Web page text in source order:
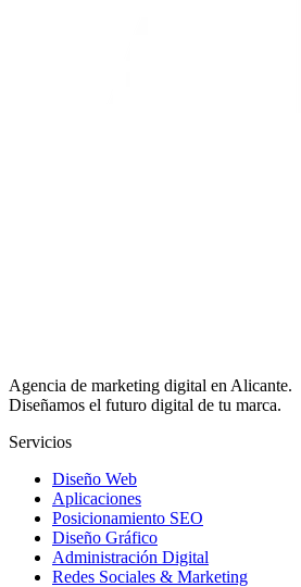
Agencia de marketing digital en Alicante.
Diseñamos el futuro digital de tu marca.
Servicios
Diseño Web
Aplicaciones
Posicionamiento SEO
Diseño Gráfico
Administración Digital
Redes Sociales & Marketing